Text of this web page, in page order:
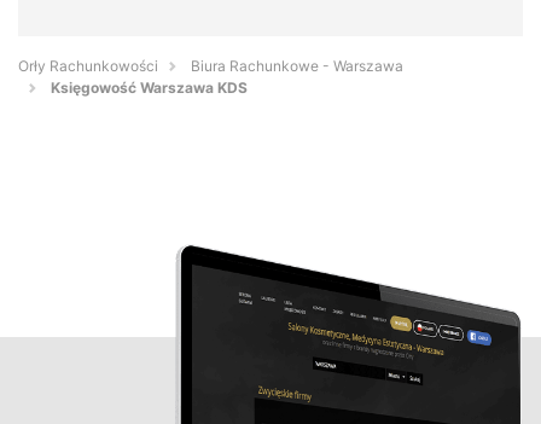
Orły Rachunkowości
Biura Rachunkowe - Warszawa
Księgowość Warszawa KDS